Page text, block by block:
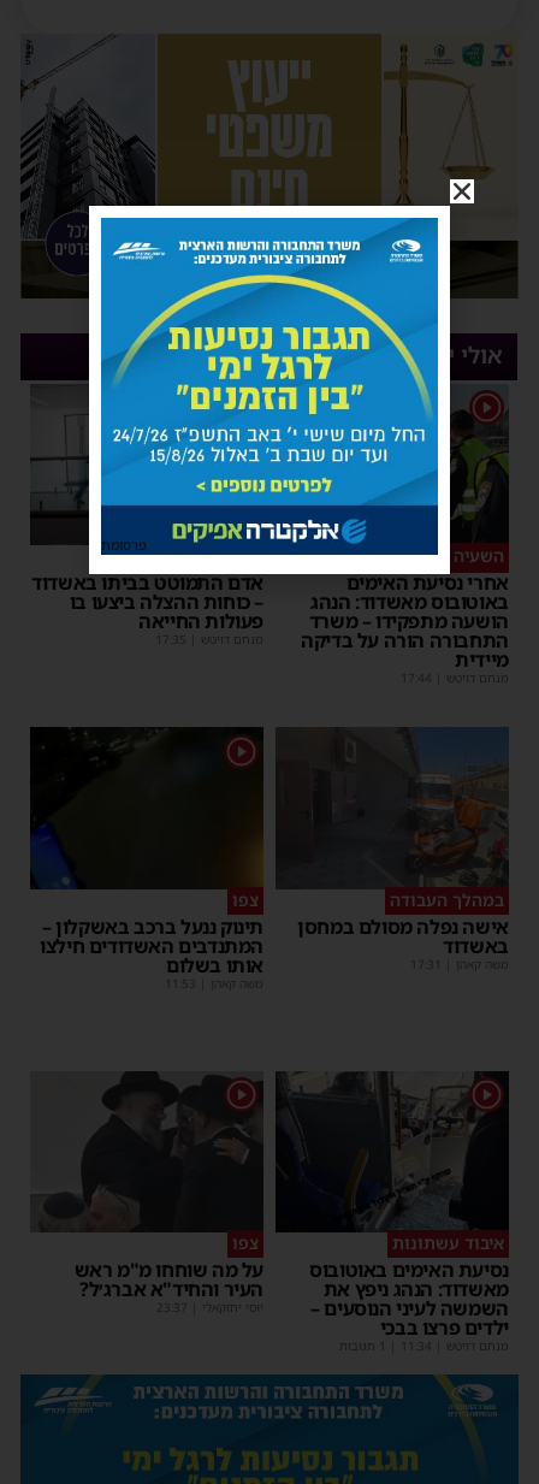
אולי יעניין אותך
1
השעיה מיידית
אחרי נסיעת האימים
באוטובוס מאשדוד: הנהג
הושעה מתפקידו – משרד
התחבורה הורה על בדיקה
מיידית
מנחם דויטש 17:44
ליבו שב לפעום
אדם התמוטט בביתו באשדוד
– כוחות ההצלה ביצעו בו
פעולות החייאה
מנחם דויטש 17:35
במהלך העבודה
אישה נפלה מסולם במחסן
באשדוד
משה קאהן 17:31
1
צפו
תינוק ננעל ברכב באשקלון –
המתנדבים האשדודים חילצו
אותו בשלום
משה קאהן 11:53
1
איבוד עשתונות
נסיעת האימים באוטובוס
מאשדוד: הנהג ניפץ את
השמשה לעיני הנוסעים –
ילדים פרצו בבכי
מנחם דויטש 11:34
1
צפו
על מה שוחחו מ"מ ראש
העיר והחיד"א אברג׳ל?
יוסי יחזקאלי 23:37
פרסומת